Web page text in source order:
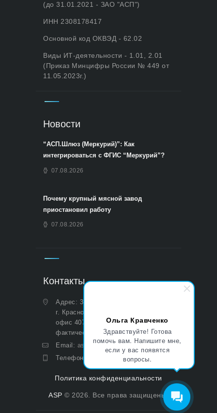
Ольга Кравченко
Здравствуйте! Готова
помочь вам. Напишите мне,
если у вас появятся
вопросы.
(до 31.01.2021 - ЗАО "АСП")
ИНН 2308178417
Основной код ОКВЭД - 62.02
Виды ИТ-деятельности - 1.01, 2.01
(Приказ Минцифры России № 449 от
11.05.2023г.)
Новости
“АСП.Шлюз (Меркурий)”: Как
интегрироваться с ФГИС “Меркурий”?
07.08.2026
Почему крупный мясной завод
приостановил работу
07.08.2026
Контакты
Адрес: 350051, Краснодарский край,
г. Краснодар, ул. Дальняя, д. 27,
офис 407 (Юридический и
фактический)
Email: asp@aoasp.ru
Телефон:
+7 (499) 380-83-05
Политика конфиденциальности
ASP © 2026. Все права защищены.